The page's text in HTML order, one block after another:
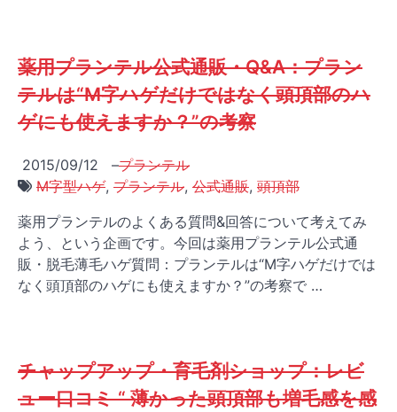
薬用プランテル公式通販・Q&A：プラン
テルは“M字ハゲだけではなく頭頂部のハ
ゲにも使えますか？”の考察
2015/09/12 –プランテル
M字型ハゲ, プランテル, 公式通販, 頭頂部
薬用プランテルのよくある質問&回答について考えてみ
よう、という企画です。今回は薬用プランテル公式通
販・脱毛薄毛ハゲ質問：プランテルは“M字ハゲだけでは
なく頭頂部のハゲにも使えますか？”の考察で …
チャップアップ・育毛剤ショップ：レビ
ュー口コミ “ 薄かった頭頂部も増毛感を感